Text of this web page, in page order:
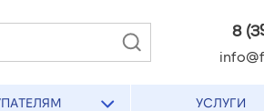
8
УСЛУГИ